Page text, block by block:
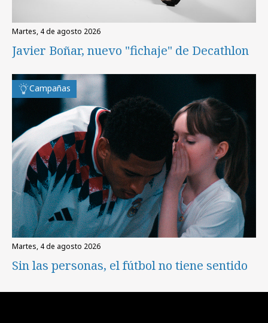
martes, 4 de agosto 2026
Javier Boñar, nuevo "fichaje" de Decathlon
Campañas
martes, 4 de agosto 2026
Sin las personas, el fútbol no tiene sentido